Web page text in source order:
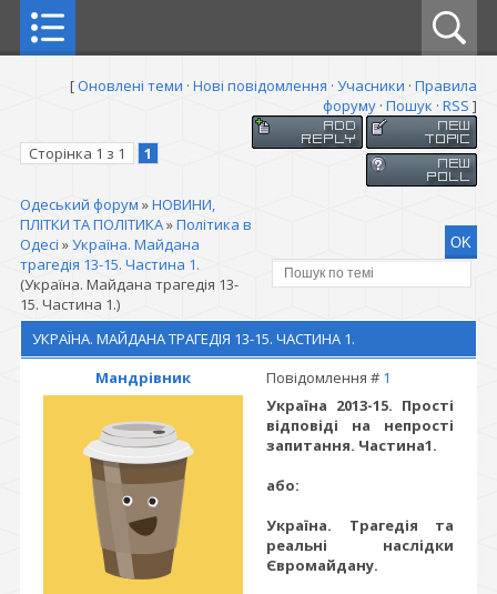
[Оновлені теми · Нові повідомлення · Учасники · Правила
форуму · Пошук · RSS ]
Сторінка 1 з 1 1
Одеський форум »НОВИНИ,
ПЛІТКИ ТА ПОЛІТИКА»Політика в
Одесі »Україна. Майдана
трагедія 13-15. Частина 1.
(Україна. Майдана трагедія 13-
15. Частина 1.)
УКРАЇНА. МАЙДАНА ТРАГЕДІЯ 13-15. ЧАСТИНА 1.
Мандрівник
Повідомлення # 1
Україна 2013-15. Прості
відповіді на непрості
запитання. Частина1.
або:
Україна. Трагедія та
реальні наслідки
Євромайдану.